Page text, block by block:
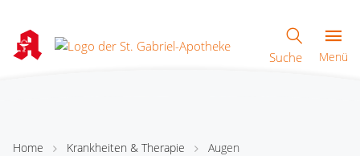
Suche Menü
Home Krankheiten & Therapie Augen